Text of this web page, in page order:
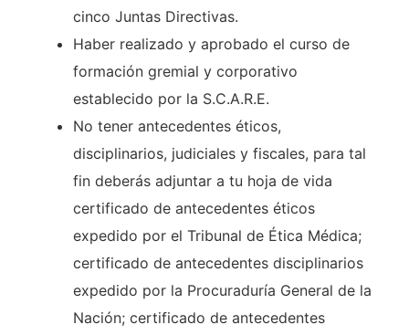
cinco Juntas Directivas.
Haber realizado y aprobado el curso de
formación gremial y corporativo
establecido por la S.C.A.R.E.
No tener antecedentes éticos,
disciplinarios, judiciales y fiscales, para tal
fin deberás adjuntar a tu hoja de vida
certificado de antecedentes éticos
expedido por el Tribunal de Ética Médica;
certificado de antecedentes disciplinarios
expedido por la Procuraduría General de la
Nación; certificado de antecedentes